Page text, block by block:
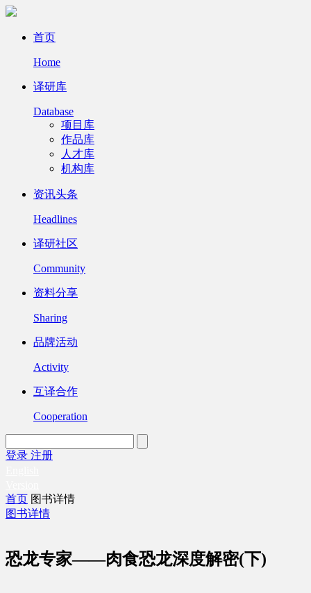
首页
Home
译研库
Database
项目库
作品库
人才库
机构库
资讯头条
Headlines
译研社区
Community
资料分享
Sharing
品牌活动
Activity
互译合作
Cooperation
登录 注册
首页 图书详情
图书详情
恐龙专家——肉食恐龙深度解密(下)